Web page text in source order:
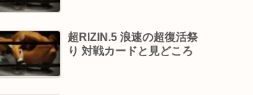
超RIZIN.5 浪速の超復活祭
り 対戦カードと見どころ